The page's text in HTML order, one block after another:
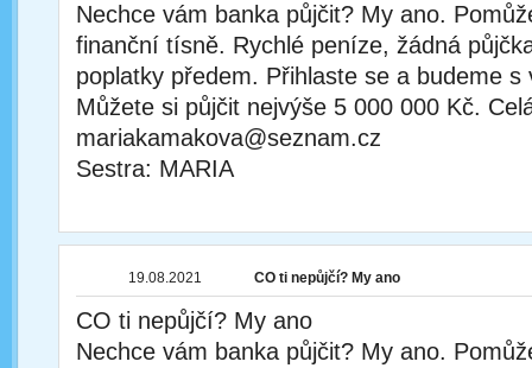
Nechce vám banka půjčit? My ano.
finanční tísně. Rychlé peníze, žádná
poplatky předem. Přihlaste se a budeme s
Můžete si půjčit nejvýše 5 000 000 Kč.
mariakamakova@seznam.cz
Sestra: MARIA
19.08.2021 CO ti nepůjčí? My ano
CO ti nepůjčí? My ano
Nechce vám banka půjčit? My ano.